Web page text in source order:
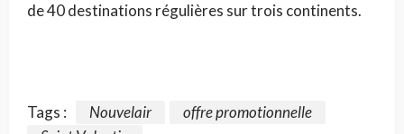
de 40 destinations régulières sur trois continents.
Tags : Nouvelair
offre promotionnelle